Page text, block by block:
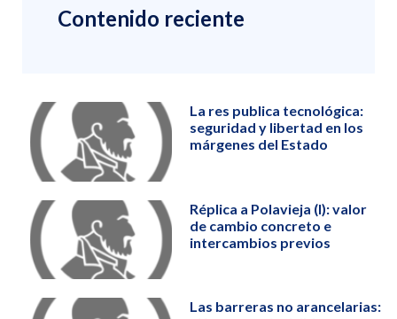
Contenido reciente
La res publica tecnológica:
seguridad y libertad en los
márgenes del Estado
Réplica a Polavieja (I): valor
de cambio concreto e
intercambios previos
Las barreras no arancelarias: